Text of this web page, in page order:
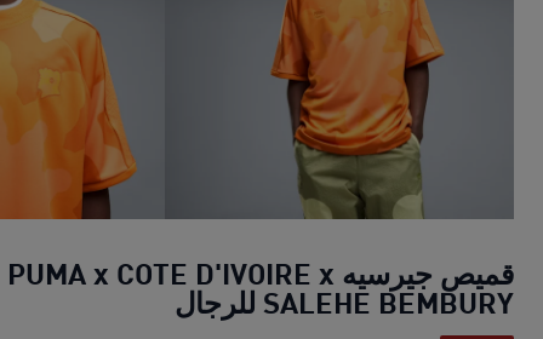
قميص جيرسيه PUMA x COTE D'IVOIRE x
SALEHE BEMBURY للرجال